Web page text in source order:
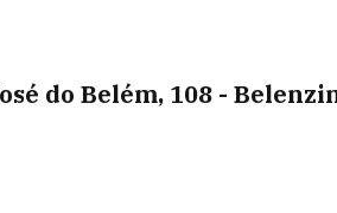
do Belém, 108 -